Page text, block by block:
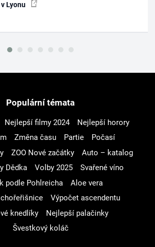
Lyonu
Populární témata
Nejlepší filmy 2024
Nejlepší horory
Změna času Partie
Počasí
ZOO Nové začátky
Auto – katalog
Dědka
Volby 2025
Svařené víno
podle Pohlreicha
Aloe vera
Výpočet ascendentu
knedlíky
Nejlepší palačinky
Švestkový koláč